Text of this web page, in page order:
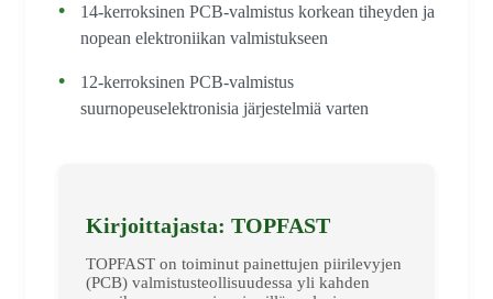
14-kerroksinen PCB-valmistus korkean tiheyden ja
nopean elektroniikan valmistukseen
12-kerroksinen PCB-valmistus
suurnopeuselektronisia järjestelmiä varten
Kirjoittajasta: TOPFAST
TOPFAST on toiminut painettujen piirilevyjen
(PCB) valmistusteollisuudessa yli kahden